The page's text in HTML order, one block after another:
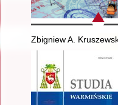
Zbigniew A.